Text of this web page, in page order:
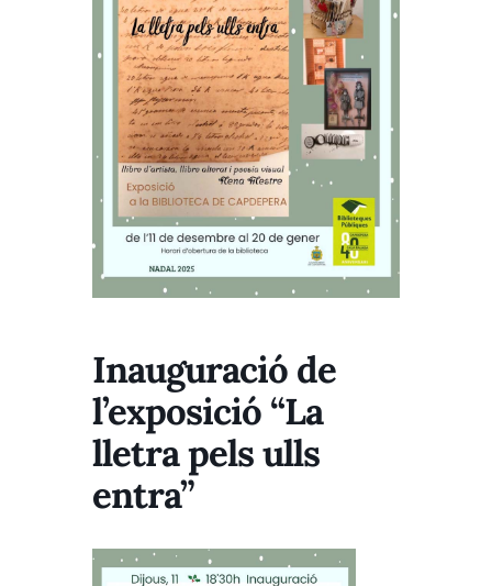
Inauguració de
l’exposició “La
lletra pels ulls
entra”